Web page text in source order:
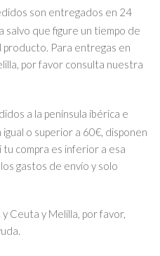
son entregados en 24
salvo que figure un tiempo de
Para entregas en
por favor consulta nuestra
a la península ibérica e
o superior a 60€, disponen
compra es inferior a esa
gastos de envío y solo
Ceuta y Melilla, por favor,